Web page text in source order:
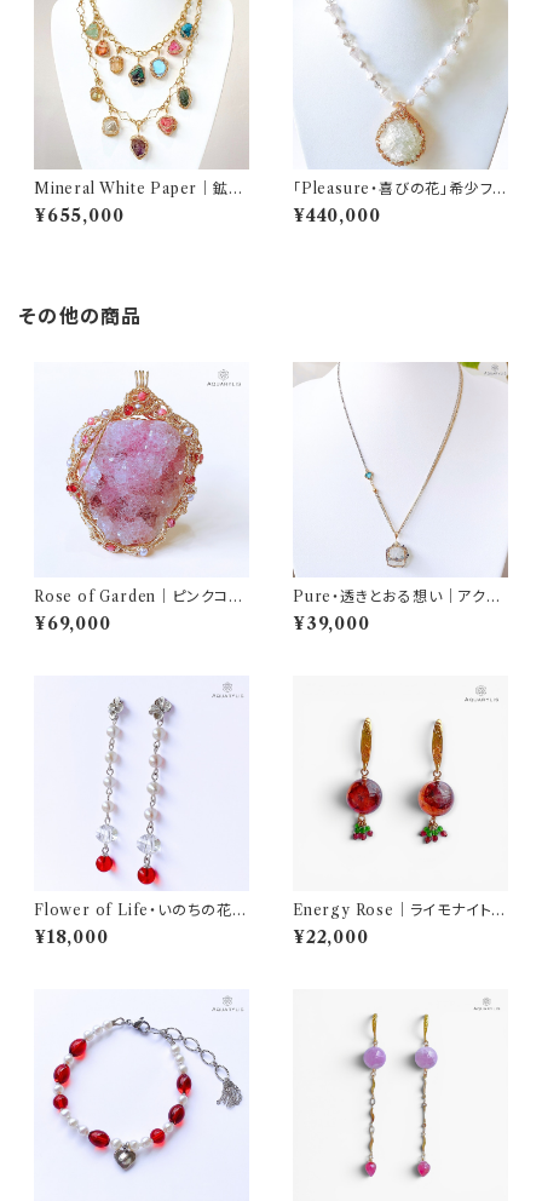
Mineral White Paper｜鉱物
白書 ネックレスセット（12種天然
石／2本チェーン）｜AQUARY
¥655,000
「Pleasure・喜びの花」希少フラ
ワーグリーンアポフィライトネッ
クレス
¥440,000
その他の商品
Rose of Garden｜ピンクコバ
ルトカルサイト on クォーツ ペン
ダント（K14ゴールドフィルド）｜
¥69,000
Pure・透きとおる想い｜アクア
マリン ネックレス（Silver×K14
GF／50cm＋10cm）｜AQUA
¥39,000
Flower of Life・いのちの花｜
レッドアンバー ピアス（Silver9
25／約6.6cm）｜AQUARYLI
¥18,000
Energy Rose｜ライモナイトイ
ンクォーツ ピアス（ステンレス）
｜AQUARYLIS
¥22,000